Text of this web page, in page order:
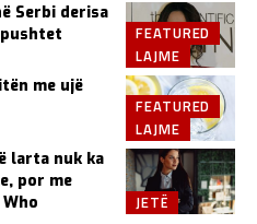
FEATURED
LAJME
Serbi derisa
FEATURED
LAJME
me ujë
JETË
larta nuk ka
por me